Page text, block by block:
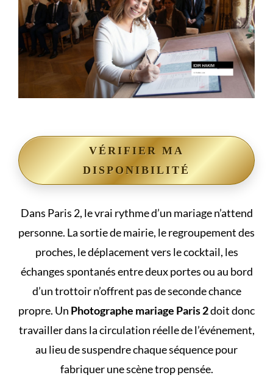
VÉRIFIER MA
DISPONIBILITÉ
Dans Paris 2, le vrai rythme d’un mariage n’attend
personne. La sortie de mairie, le regroupement des
proches, le déplacement vers le cocktail, les
échanges spontanés entre deux portes ou au bord
d’un trottoir n’offrent pas de seconde chance
propre. Un Photographe mariage Paris 2doit donc
travailler dans la circulation réelle de l’événement,
au lieu de suspendre chaque séquence pour
fabriquer une scène trop pensée.